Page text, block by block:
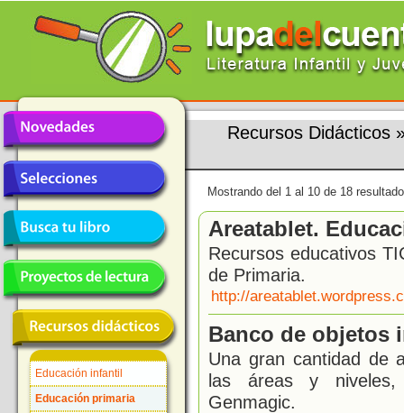
Educación infantil
Educación primaria
Recursos Didácticos
Mostrando del 1 al 10 de 18
Areatablet.
Recursos educativos
de Primaria.
http://
Banco de objetos
Una gran cantidad de
las áreas y niveles,
Genmagic.